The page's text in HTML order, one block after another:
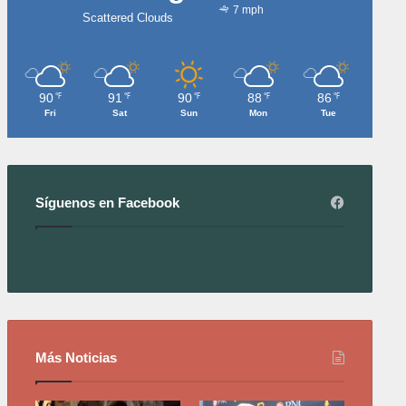
Scattered Clouds
7 mph
90 ℉
Fri
91 ℉
Sat
90 ℉
Sun
88 ℉
Mon
86 ℉
Tue
Síguenos en Facebook
Más Noticias